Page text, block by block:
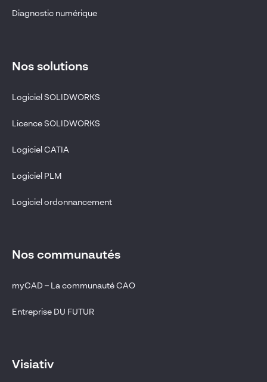
Diagnostic numérique
Nos solutions
Logiciel SOLIDWORKS
Licence SOLIDWORKS
Logiciel CATIA
Logiciel PLM
Logiciel ordonnancement
Nos communautés
myCAD – La communauté CAO
Entreprise DU FUTUR
Visiativ